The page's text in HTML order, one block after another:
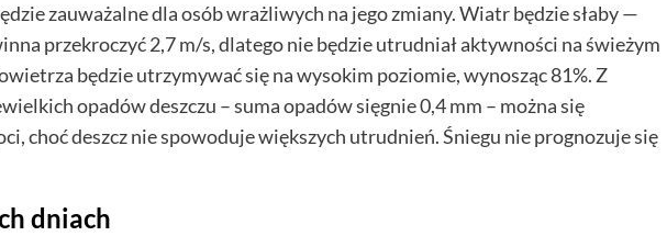
zauważalne dla osób wrażliwych na jego zmiany. Wiatr będzie słaby —
przekroczyć 2,7 m/s, dlatego nie będzie utrudniał aktywności na świeżym
będzie utrzymywać się na wysokim poziomie, wynosząc 81%. Z
opadów deszczu – suma opadów sięgnie 0,4 mm – można się
choć deszcz nie spowoduje większych utrudnień. Śniegu nie prognozuje się
dniach